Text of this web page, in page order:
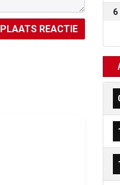
PLAATS REACTIE
6